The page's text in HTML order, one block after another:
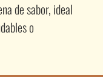
de sabor, ideal
o